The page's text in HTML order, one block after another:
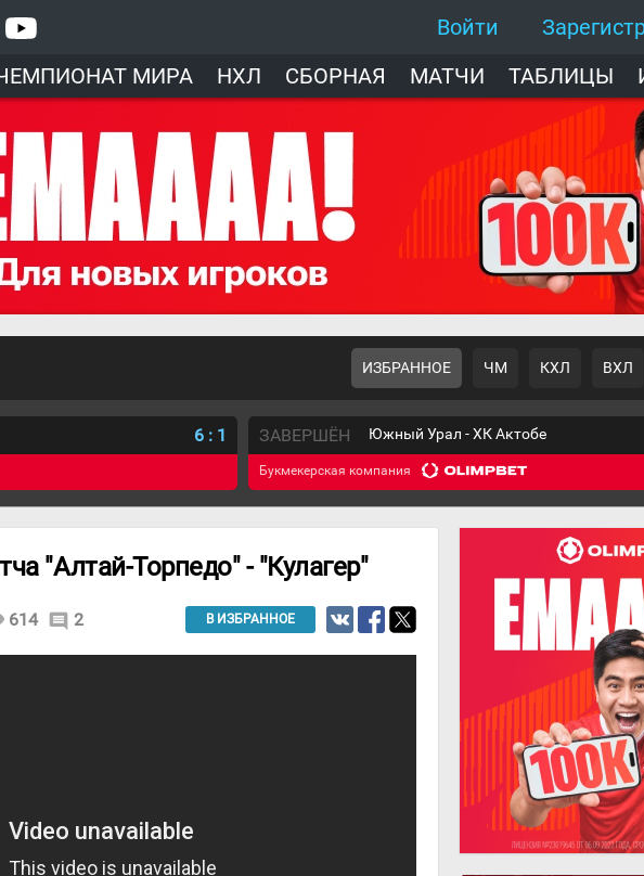
Войти
МИРА НХЛ СБОРНАЯ МАТЧИ ТАБЛИЦЫ
ИЗБРАННОЕ ЧМ КХЛ ВХЛ
6 : 1 ЗАВЕРШЁН Южный Урал - ХК Актобе
Букмекерская компания
"Алтай-Торпедо" - "Кулагер"
614 comment 2 В ИЗБРАННОЕ